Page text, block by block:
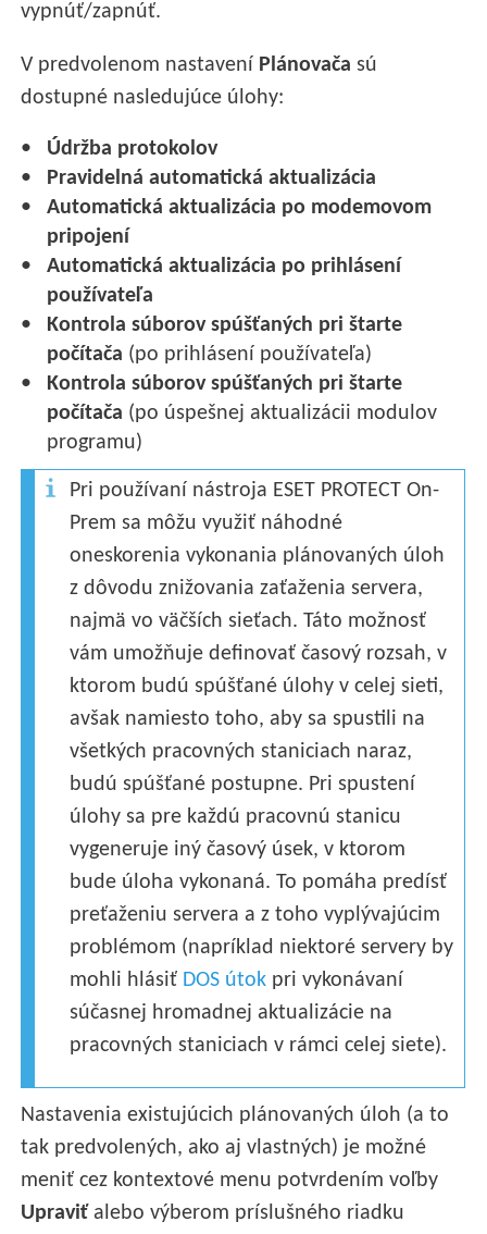
vypnúť/zapnúť.
V predvolenom nastavení Plánovača sú
dostupné nasledujúce úlohy:
Údržba protokolov
Pravidelná automatická aktualizácia
Automatická aktualizácia po modemovom
pripojení
Automatická aktualizácia po prihlásení
používateľa
Kontrola súborov spúšťaných pri štarte
počítača (po prihlásení používateľa)
Kontrola súborov spúšťaných pri štarte
počítača (po úspešnej aktualizácii modulov
programu)
Pri používaní nástroja ESET PROTECT On-
Prem sa môžu využiť náhodné
oneskorenia vykonania plánovaných úloh
z dôvodu znižovania zaťaženia servera,
najmä vo väčších sieťach. Táto možnosť
vám umožňuje definovať časový rozsah, v
ktorom budú spúšťané úlohy v celej sieti,
avšak namiesto toho, aby sa spustili na
všetkých pracovných staniciach naraz,
budú spúšťané postupne. Pri spustení
úlohy sa pre každú pracovnú stanicu
vygeneruje iný časový úsek, v ktorom
bude úloha vykonaná. To pomáha predísť
preťaženiu servera a z toho vyplývajúcim
problémom (napríklad niektoré servery by
mohli hlásiť DOS útok pri vykonávaní
súčasnej hromadnej aktualizácie na
pracovných staniciach v rámci celej siete).
Nastavenia existujúcich plánovaných úloh (a to
tak predvolených, ako aj vlastných) je možné
meniť cez kontextové menu potvrdením voľby
Upraviť alebo výberom príslušného riadku